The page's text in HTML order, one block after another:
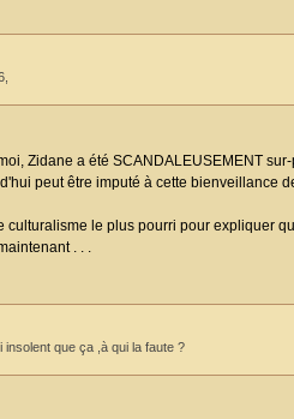
Zidane a été SCANDALEUSEMENT
peut être imputé à cette bienveillance
culturalisme le plus pourri pour expliquer
. . .
insolent que ça ,à qui la faute ?